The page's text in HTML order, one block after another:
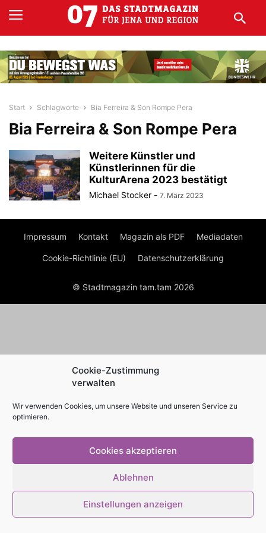
Cookie-Zustimmung
verwalten
Wir verwenden Cookies, um unsere Website und unseren Service zu
optimieren.
Cookies akzeptieren
Ablehnen
Einstellungen anzeigen
Start Schlagworte Bia Ferreira & Son Rompe Pera
Bia Ferreira & Son Rompe Pera
Weitere Künstler und
Künstlerinnen für die
KulturArena 2023 bestätigt
Michael Stocker - 7. März 2023
Impressum Kontakt Magazin als PDF Mediadaten
Cookie-Richtlinie (EU) Datenschutzerklärung
© Stadtmagazin tam.tam 2026